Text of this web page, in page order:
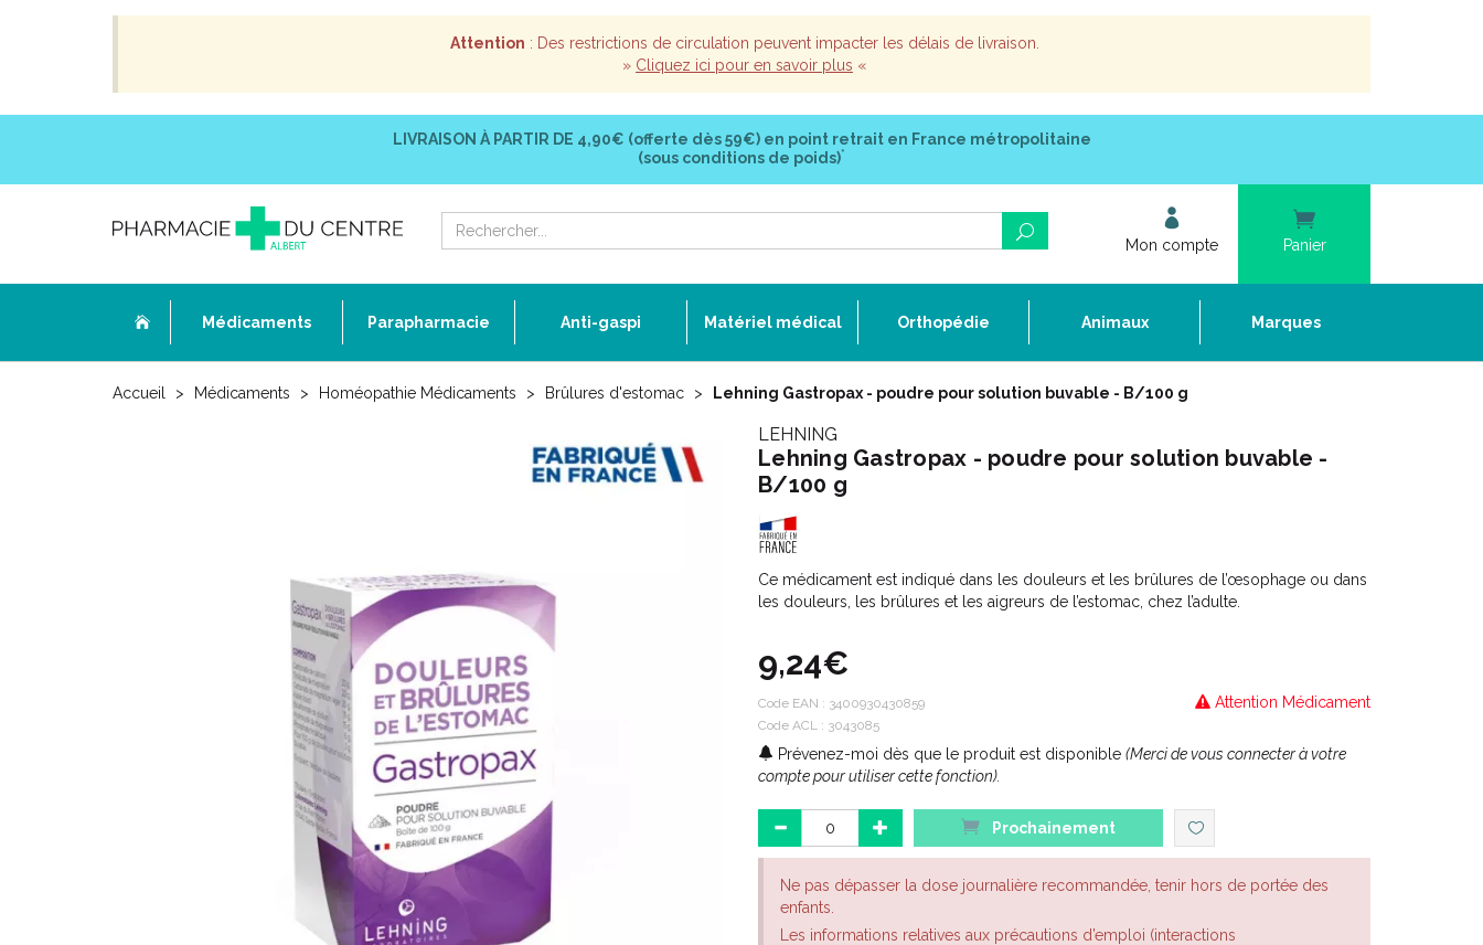
Attention : Des restrictions de circulation peuvent impacter les délais de livraison.
» Cliquez ici pour en savoir plus «
LIVRAISON À PARTIR DE 4,90€ (offerte dès 59€) en point retrait en France métropolitaine
(sous conditions de poids)*
Mon compte Panier
Médicaments Parapharmacie Anti-gaspi Matériel médical Orthopédie Animaux Marques
Accueil Médicaments Homéopathie Médicaments Brûlures d'estomac Lehning Gastropax - poudre pour solution buvable - B/100 g
LEHNING
Lehning Gastropax - poudre pour solution buvable -
B/100 g
Ce médicament est indiqué dans les douleurs et les brûlures de l’œsophage ou dans
les douleurs, les brûlures et les aigreurs de l’estomac, chez l’adulte.
9,24€
Attention Médicament
Code EAN : 3400930430859
Code ACL : 3043085
Prévenez-moi dès que le produit est disponible (Merci de vous connecter à votre
compte pour utiliser cette fonction).
Prochainement
Ne pas dépasser la dose journalière recommandée, tenir hors de portée des
enfants.
Les informations relatives aux précautions d’emploi (interactions